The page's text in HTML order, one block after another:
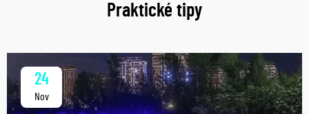
Praktické tipy
24
Nov